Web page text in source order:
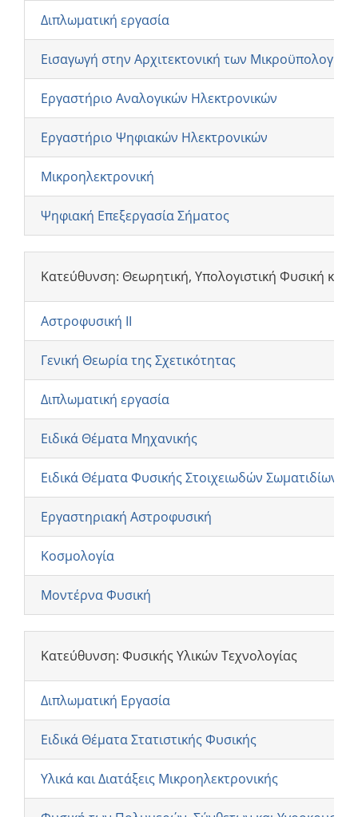
Διπλωματική εργασία
Εισαγωγή στην Αρχιτεκτονική των
Εργαστήριο Αναλογικών Ηλεκτρονικών
Εργαστήριο Ψηφιακών Ηλεκτρονικών
Μικροηλεκτρονική
Ψηφιακή Επεξεργασία Σήματος
Κατεύθυνση: Θεωρητική, Υπολογιστική Φυσική και
Αστροφυσική ΙΙ
Γενική Θεωρία της Σχετικότητας
Διπλωματική εργασία
Ειδικά Θέματα Μηχανικής
Ειδικά Θέματα Φυσικής Στοιχειωδών Σωματιδίων
Εργαστηριακή Αστροφυσική
Κοσμολογία
Μοντέρνα Φυσική
Κατεύθυνση: Φυσικής Υλικών Τεχνολογίας
Διπλωματική Εργασία
Ειδικά Θέματα Στατιστικής Φυσικής
Υλικά και Διατάξεις Μικροηλεκτρονικής